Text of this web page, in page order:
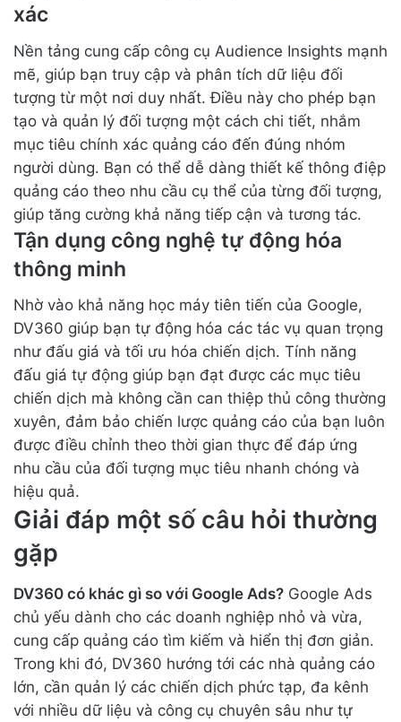
xác
Nền tảng cung cấp công cụ Audience Insights mạnh
mẽ, giúp bạn truy cập và phân tích dữ liệu đối
tượng từ một nơi duy nhất. Điều này cho phép bạn
tạo và quản lý đối tượng một cách chi tiết, nhắm
mục tiêu chính xác quảng cáo đến đúng nhóm
người dùng. Bạn có thể dễ dàng thiết kế thông điệp
quảng cáo theo nhu cầu cụ thể của từng đối tượng,
giúp tăng cường khả năng tiếp cận và tương tác.
Tận dụng công nghệ tự động hóa
thông minh
Nhờ vào khả năng học máy tiên tiến của Google,
DV360 giúp bạn tự động hóa các tác vụ quan trọng
như đấu giá và tối ưu hóa chiến dịch. Tính năng
đấu giá tự động giúp bạn đạt được các mục tiêu
chiến dịch mà không cần can thiệp thủ công thường
xuyên, đảm bảo chiến lược quảng cáo của bạn luôn
được điều chỉnh theo thời gian thực để đáp ứng
nhu cầu của đối tượng mục tiêu nhanh chóng và
hiệu quả.
Giải đáp một số câu hỏi thường
gặp
DV360 có khác gì so với Google Ads? Google Ads
chủ yếu dành cho các doanh nghiệp nhỏ và vừa,
cung cấp quảng cáo tìm kiếm và hiển thị đơn giản.
Trong khi đó, DV360 hướng tới các nhà quảng cáo
lớn, cần quản lý các chiến dịch phức tạp, đa kênh
với nhiều dữ liệu và công cụ chuyên sâu như tự